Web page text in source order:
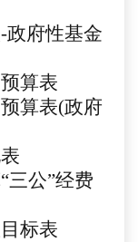
-政府性基金
算表
算表(政府
三公”经费
标表